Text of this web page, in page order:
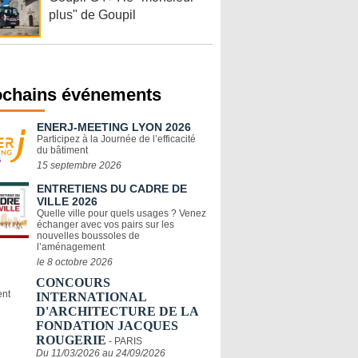
plus" de Goupil
événements
ENERJ-MEETING LYON 2026
Participez à la Journée de l’efficacité
du bâtiment
15 septembre 2026
ENTRETIENS DU CADRE DE
VILLE 2026
Quelle ville pour quels usages ? Venez
échanger avec vos pairs sur les
nouvelles boussoles de
l’aménagement
le 8 octobre 2026
CONCOURS
INTERNATIONAL
D'ARCHITECTURE DE LA
FONDATION JACQUES
ROUGERIE - PARIS
Du 11/03/2026 au 24/09/2026